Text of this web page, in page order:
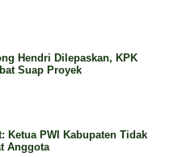
Hendri Dilepaskan, KPK
Suap Proyek
Ketua PWI Kabupaten Tidak
Anggota